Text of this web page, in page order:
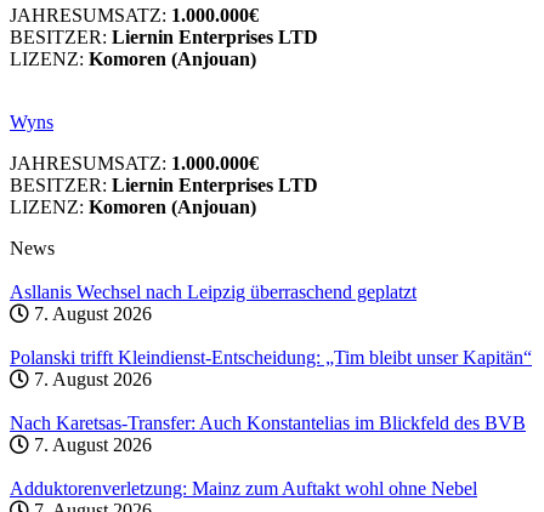
JAHRESUMSATZ: 1.000.000€
BESITZER: Liernin Enterprises LTD
LIZENZ: Komoren (Anjouan)
Wyns
JAHRESUMSATZ: 1.000.000€
BESITZER: Liernin Enterprises LTD
LIZENZ: Komoren (Anjouan)
News
Asllanis Wechsel nach Leipzig überraschend geplatzt
7. August 2026
Polanski trifft Kleindienst-Entscheidung: „Tim bleibt unser Kapitän“
7. August 2026
Nach Karetsas-Transfer: Auch Konstantelias im Blickfeld des BVB
7. August 2026
Adduktorenverletzung: Mainz zum Auftakt wohl ohne Nebel